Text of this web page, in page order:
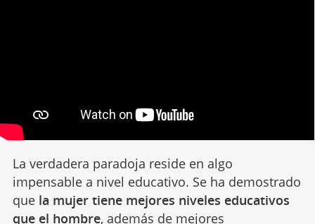
La verdadera paradoja reside en algo
impensable a nivel educativo. Se ha demostrado
que la mujer tiene mejores niveles educativos
que el hombre, además de mejores